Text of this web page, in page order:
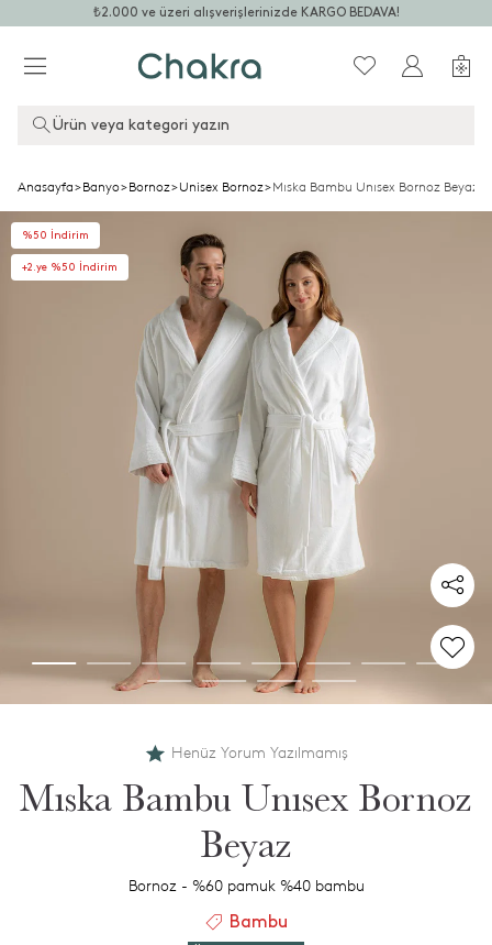
₺2.000 ve üzeri alışverişlerinizde KARGO BEDAVA!
Ürün veya kategori yazın
Anasayfa>Banyo>Bornoz>Unisex Bornoz>Mıska Bambu Unısex Bornoz Beyaz
%50 İndirim
+2.ye %50 İndirim
Henüz Yorum Yazılmamış
Mıska Bambu Unısex Bornoz
Beyaz
Bornoz - %60 pamuk %40 bambu
Bambu